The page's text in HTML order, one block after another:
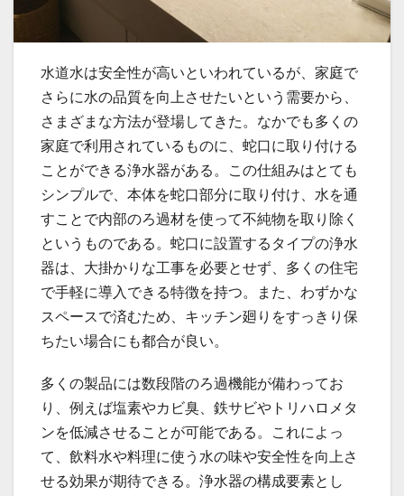
水道水は安全性が高いといわれているが、家庭で
さらに水の品質を向上させたいという需要から、
さまざまな方法が登場してきた。 なかでも多くの
家庭で利用されているものに、蛇口に取り付ける
ことができる浄水器がある。この仕組みはとても
シンプルで、本体を蛇口部分に取り付け、水を通
すことで内部のろ過材を使って不純物を取り除く
というものである。蛇口に設置するタイプの浄水
器は、大掛かりな工事を必要とせず、多くの住宅
で手軽に導入できる特徴を持つ。また、わずかな
スペースで済むため、キッチン廻りをすっきり保
ちたい場合にも都合が良い。
多くの製品には数段階のろ過機能が備わってお
り、例えば塩素やカビ臭、鉄サビやトリハロメタ
ンを低減させることが可能である。これによっ
て、飲料水や料理に使う水の味や安全性を向上さ
せる効果が期待できる。浄水器の構成要素とし